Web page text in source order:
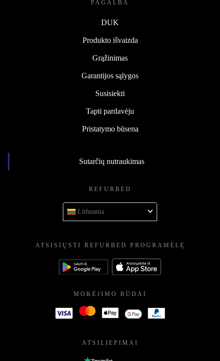
PAGALBA
DUK
Produkto išvaizda
Grąžinimas
Garantijos sąlygos
Susisiekti
Tapti pardavėju
Pristatymo būsena
Sutarčių nutraukimas
REFURBED
Lithuania
ATSISIŲSTI REFURBED PROGRAMĖLĘ
MOKĖJIMO BŪDAI
ATSILIEPIMAI